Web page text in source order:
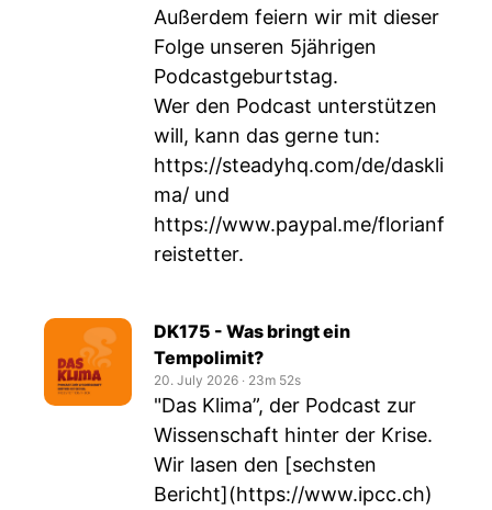
Außerdem feiern wir mit dieser
Folge unseren 5jährigen
Podcastgeburtstag.
Wer den Podcast unterstützen
will, kann das gerne tun:
https://steadyhq.com/de/daskli
ma/ und
https://www.paypal.me/florianf
reistetter.
DK175 - Was bringt ein
Tempolimit?
20. July 2026 ‧ 23m 52s
"Das Klima”, der Podcast zur
Wissenschaft hinter der Krise.
Wir lasen den [sechsten
Bericht](https://www.ipcc.ch)